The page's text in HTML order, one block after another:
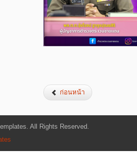
ก่อนหน้า
All Rights Reserved.